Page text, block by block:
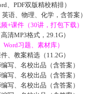
、PDF双版精校精排）
语、物理、化学，含答案）
+课件（30讲，打包下载）
清MP3格式，29.1G）
习题、素材库）
、教案精选（11.2G）
写、名校出品（含答案）
写、名校出品（含答案）
写、名校出品（含答案）